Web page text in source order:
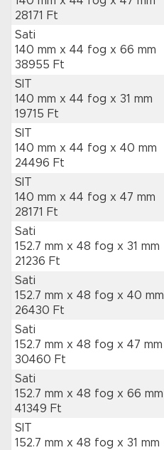
28171 Ft
Sati
140 mm x 44 fog x 66 mm
38955 Ft
SIT
140 mm x 44 fog x 31 mm
19715 Ft
SIT
140 mm x 44 fog x 40 mm
24496 Ft
SIT
140 mm x 44 fog x 47 mm
28171 Ft
Sati
152.7 mm x 48 fog x 31 mm
21236 Ft
Sati
152.7 mm x 48 fog x 40 mm
26430 Ft
Sati
152.7 mm x 48 fog x 47 mm
30460 Ft
Sati
152.7 mm x 48 fog x 66 mm
41349 Ft
SIT
152.7 mm x 48 fog x 31 mm